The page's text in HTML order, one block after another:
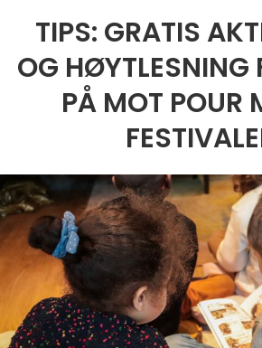
TIPS: GRATIS
OG HØYTLESNING
PÅ MOT POUR